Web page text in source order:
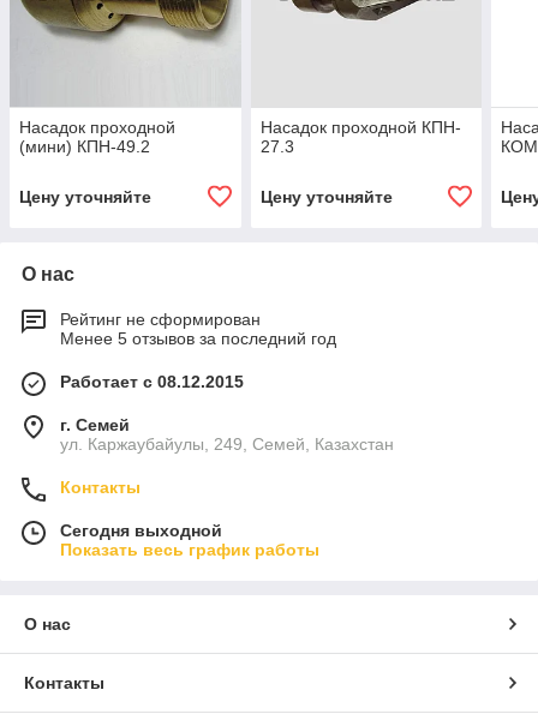
Насадок проходной
(мини) КПН-49.2
Цену уточняйте
Насадок проходной КПН-​
27.3
Цену уточняйте
О нас
Рейтинг не сформирован
Менее 5 отзывов за последний год
Работает с 08.12.2015
г. Семей
ул. Каржаубайулы, 249, Семей, Казахстан
Контакты
Сегодня выходной
Показать весь график работы
О нас
Контакты